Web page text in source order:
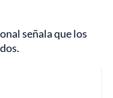
señala que los